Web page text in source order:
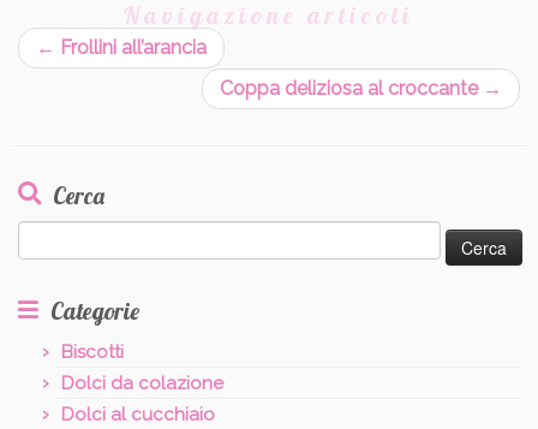
Navigazione articoli
← Frollini all’arancia
Coppa deliziosa al croccante →
Cerca
per:
Categorie
Biscotti
Dolci da colazione
Dolci al cucchiaio